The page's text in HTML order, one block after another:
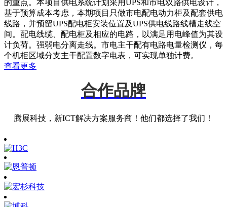
的重点。本项目供电系统计划采用UPS和市电双路供电设计，
基于预算成本考虑，本期项目只做市电配电动力柜及配套供电
线路，并预留UPS配电柜安装位置及UPS供电线路线槽走线空
间。配电线缆、配电柜及相应的电路，以满足用电峰值为其设
计负荷。强弱电分离走线。市电主干配有电路电量检测仪，每
个机柜区域分支主干配置数字电表，可实现单独计费。
查看更多
合作品牌
腾展科技，新ICT解决方案服务商！他们都选择了我们！